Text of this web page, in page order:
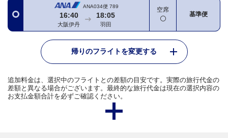
ANA034便 789
16:40
大阪伊丹
18:05
羽田
空席
基準便
帰りのフライトを変更する
追加料金は、選択中のフライトとの差額の目安です。実際の旅行代金の
差額と異なる場合がございます。最終的な旅行代金は現在の選択内容の
お支払金額合計を必ずご確認ください。